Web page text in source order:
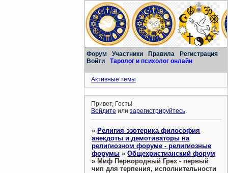
Форум Участники Правила
Регистрация
Войти
Таролог и психолог онлайн
Активные темы
Привет, Гость!
Войдите илизарегистрируйтесь.
»Религия эзотерика философия
анекдоты и демотиваторы на
религиозном форуме - религиозные
форумы »Общехристианский форум
»Миф Первородный Грех - первый
чип для терпения, исполнительности